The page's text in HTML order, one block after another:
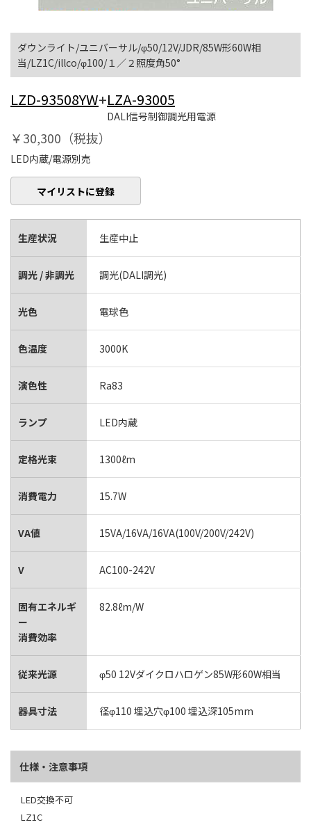
ダウンライト/ユニバーサル/φ50/12V/JDR/85W形60W相
当/LZ1C/illco/φ100/１／２照度角50°
LZD-93508YW+LZA-93005
DALI信号制御調光用電源
￥30,300（税抜）
LED内蔵/電源別売
マイリストに登録
生産状況 生産中止
調光 / 非調光 調光(DALI調光)
光色 電球色
色温度 3000K
演色性 Ra83
ランプ LED内蔵
定格光束 1300ℓm
消費電力 15.7W
VA値 15VA/16VA/16VA(100V/200V/242V)
V AC100-242V
固有エネルギ
ー
消費効率
82.8ℓm/W
従来光源 φ50 12Vダイクロハロゲン85W形60W相当
器具寸法 径φ110 埋込穴φ100 埋込深105mm
仕様・注意事項
LED交換不可
LZ1C